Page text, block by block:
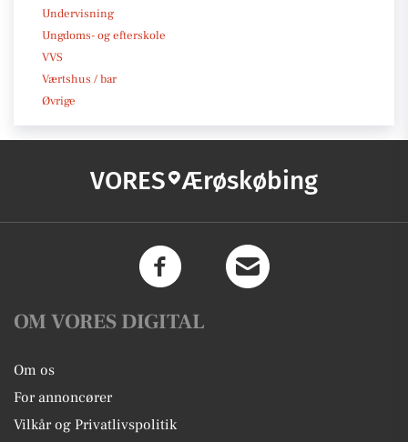
Undervisning
Ungdoms- og efterskole
VVS
Værtshus / bar
Øvrige
VORES Ærøskøbing
OM VORES DIGITAL
Om os
For annoncører
Vilkår og Privatlivspolitik